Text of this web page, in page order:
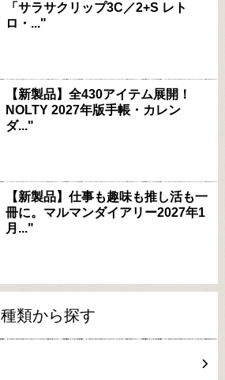
「サラサクリップ3C／2+S レト
ロ・..."
【新製品】全430アイテム展開！
NOLTY 2027年版手帳・カレン
ダ..."
【新製品】仕事も趣味も推し活も一
冊に。マルマンダイアリー2027年1
月..."
種類から探す